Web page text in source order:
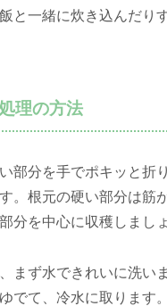
と一緒に炊き込んだり
理の方法
部分を手でポキッと折
。根元の硬い部分は筋
分を中心に収穫しましょ
まず水できれいに洗い
でて、冷水に取ります